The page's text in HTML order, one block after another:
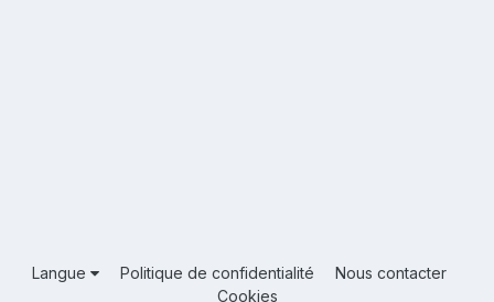
Langue Politique de confidentialité
Nous contacter
Cookies